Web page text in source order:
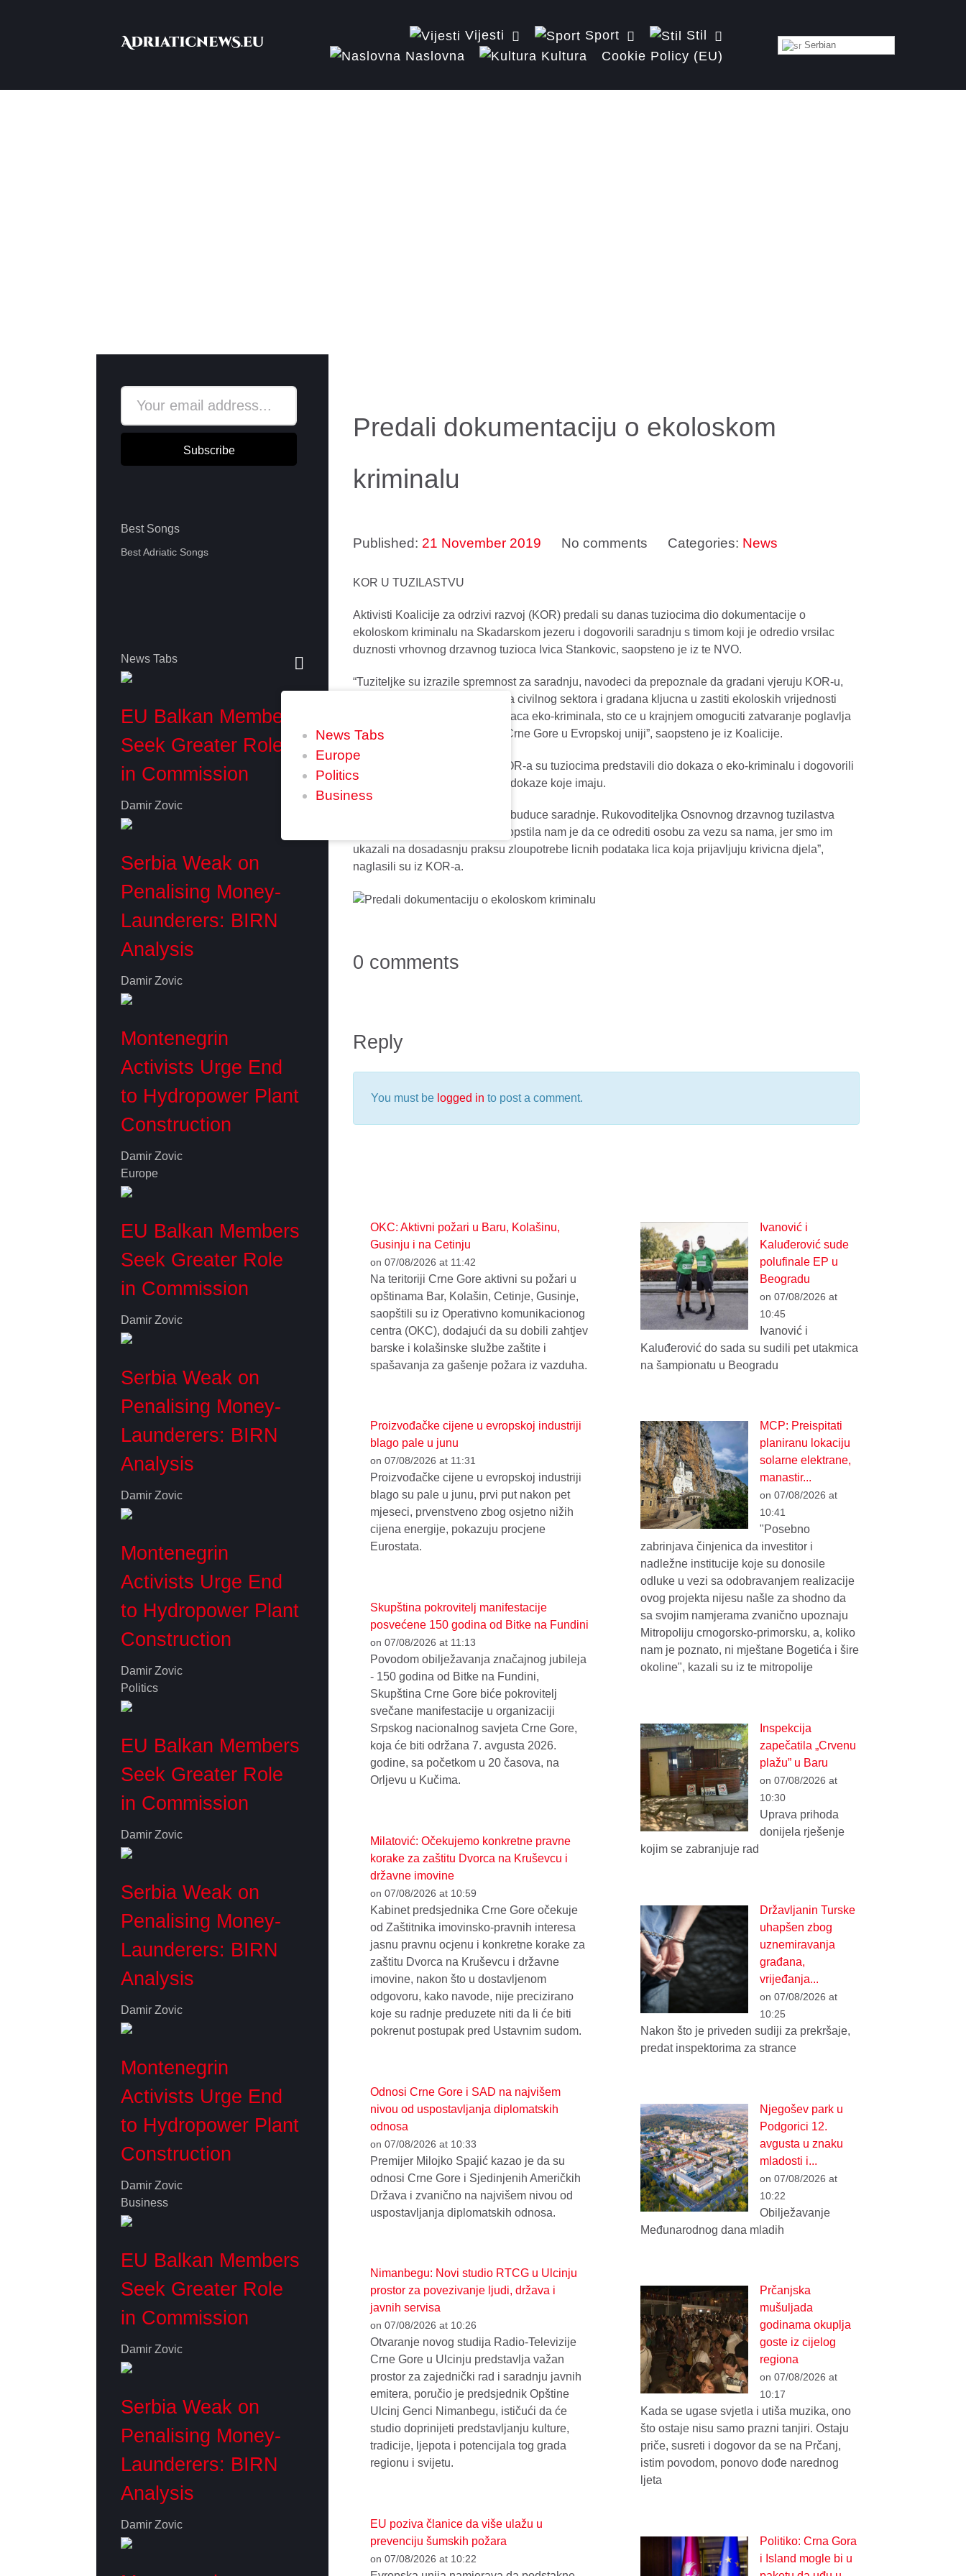
Vijesti Sport
Stil
Naslovna
Kultura Cookie Policy (EU)
Serbian
Subscribe
Best Songs
Best Adriatic Songs
News Tabs
Europe
Politics
Business
News Tabs
EU Balkan Members
Seek Greater Role
in Commission
Damir Zovic
Serbia Weak on
Penalising Money-
Launderers: BIRN
Analysis
Damir Zovic
Montenegrin
Activists Urge End
to Hydropower Plant
Construction
Damir Zovic
Europe
EU Balkan Members
Seek Greater Role
in Commission
Damir Zovic
Serbia Weak on
Penalising Money-
Launderers: BIRN
Analysis
Damir Zovic
Montenegrin
Activists Urge End
to Hydropower Plant
Construction
Damir Zovic
Politics
EU Balkan Members
Seek Greater Role
in Commission
Damir Zovic
Serbia Weak on
Penalising Money-
Launderers: BIRN
Analysis
Damir Zovic
Montenegrin
Activists Urge End
to Hydropower Plant
Construction
Damir Zovic
Business
EU Balkan Members
Seek Greater Role
in Commission
Damir Zovic
Serbia Weak on
Penalising Money-
Launderers: BIRN
Analysis
Damir Zovic
Predali dokumentaciju o ekoloskom
kriminalu
Published: 21 November 2019 No comments Categories: News
KOR U TUZILASTVU
Aktivisti Koalicije za odrzivi razvoj (KOR) predali su danas tuziocima dio dokumentacije o
ekoloskom kriminalu na Skadarskom jezeru i dogovorili saradnju s timom koji je odredio vrsilac
duznosti vrhovnog drzavnog tuzioca Ivica Stankovic, saopsteno je iz te NVO.
“Tuziteljke su izrazile spremnost za saradnju, navodeci da prepoznale da gradani vjeruju KOR-u,
isticuci da je saradnja tuzilastva civilnog sektora i gradana kljucna u zastiti ekoloskih vrijednosti
Crne Gore, te otkrivanju pocinilaca eko-kriminala, sto ce u krajnjem omoguciti zatvaranje poglavlja
27 u pregovorima za clanstvo Crne Gore u Evropskoj uniji”, saopsteno je iz Koalicije.
Kako su istakli, predstavnici KOR-a su tuziocima predstavili dio dokaza o eko-kriminalu i dogovorili
da im ubuduce dostavljaju sve dokaze koje imaju.
“Takode, precizirali smo oblike buduce saradnje. Rukovoditeljka Osnovnog drzavnog tuzilastva
Podgorica Ljiljana Klikovac saopstila nam je da ce odrediti osobu za vezu sa nama, jer smo im
ukazali na dosadasnju praksu zloupotrebe licnih podataka lica koja prijavljuju krivicna djela”,
naglasili su iz KOR-a.
0 comments
Reply
You must be logged in to post a comment.
OKC: Aktivni požari u Baru, Kolašinu,
Gusinju i na Cetinju
on 07/08/2026 at 11:42
Na teritoriji Crne Gore aktivni su požari u
opštinama Bar, Kolašin, Cetinje, Gusinje,
saopštili su iz Operativno komunikacionog
centra (OKC), dodajući da su dobili zahtjev
barske i kolašinske službe zaštite i
spašavanja za gašenje požara iz vazduha.
Proizvođačke cijene u evropskoj industriji
blago pale u junu
on 07/08/2026 at 11:31
Proizvođačke cijene u evropskoj industriji
blago su pale u junu, prvi put nakon pet
mjeseci, prvenstveno zbog osjetno nižih
cijena energije, pokazuju procjene
Eurostata.
Skupština pokrovitelj manifestacije
posvećene 150 godina od Bitke na Fundini
on 07/08/2026 at 11:13
Povodom obilježavanja značajnog jubileja
- 150 godina od Bitke na Fundini,
Skupština Crne Gore biće pokrovitelj
svečane manifestacije u organizaciji
Srpskog nacionalnog savjeta Crne Gore,
koja će biti održana 7. avgusta 2026.
godine, sa početkom u 20 časova, na
Orljevu u Kučima.
Milatović: Očekujemo konkretne pravne
korake za zaštitu Dvorca na Kruševcu i
državne imovine
on 07/08/2026 at 10:59
Kabinet predsjednika Crne Gore očekuje
od Zaštitnika imovinsko-pravnih interesa
jasnu pravnu ocjenu i konkretne korake za
zaštitu Dvorca na Kruševcu i državne
imovine, nakon što u dostavljenom
odgovoru, kako navode, nije precizirano
koje su radnje preduzete niti da li će biti
pokrenut postupak pred Ustavnim sudom.
Odnosi Crne Gore i SAD na najvišem
nivou od uspostavljanja diplomatskih
odnosa
on 07/08/2026 at 10:33
Premijer Milojko Spajić kazao je da su
odnosi Crne Gore i Sjedinjenih Američkih
Država i zvanično na najvišem nivou od
uspostavljanja diplomatskih odnosa.
Nimanbegu: Novi studio RTCG u Ulcinju
prostor za povezivanje ljudi, država i
javnih servisa
on 07/08/2026 at 10:26
Otvaranje novog studija Radio-Televizije
Crne Gore u Ulcinju predstavlja važan
prostor za zajednički rad i saradnju javnih
emitera, poručio je predsjednik Opštine
Ulcinj Genci Nimanbegu, ističući da će
studio doprinijeti predstavljanju kulture,
tradicije, ljepota i potencijala tog grada
regionu i svijetu.
EU poziva članice da više ulažu u
prevenciju šumskih požara
on 07/08/2026 at 10:22
Ivanović i
Kaluđerović sude
polufinale EP u
Beogradu
on 07/08/2026 at
10:45
Ivanović i
Kaluđerović do sada su sudili pet utakmica
na šampionatu u Beogradu
MCP: Preispitati
planiranu lokaciju
solarne elektrane,
manastir...
on 07/08/2026 at
10:41
"Posebno
zabrinjava činjenica da investitor i
nadležne institucije koje su donosile
odluke u vezi sa odobravanjem realizacije
ovog projekta nijesu našle za shodno da
sa svojim namjerama zvanično upoznaju
Mitropoliju crnogorsko-primorsku, a, koliko
nam je poznato, ni mještane Bogetića i šire
okoline", kazali su iz te mitropolije
Inspekcija
zapečatila „Crvenu
plažu” u Baru
on 07/08/2026 at
10:30
Uprava prihoda
donijela rješenje
kojim se zabranjuje rad
Državljanin Turske
uhapšen zbog
uznemiravanja
građana,
vrijeđanja...
on 07/08/2026 at
10:25
Nakon što je priveden sudiji za prekršaje,
predat inspektorima za strance
Njegošev park u
Podgorici 12.
avgusta u znaku
mladosti i...
on 07/08/2026 at
10:22
Obilježavanje
Međunarodnog dana mladih
Prčanjska
mušuljada
godinama okuplja
goste iz cijelog
regiona
on 07/08/2026 at
10:17
Kada se ugase svjetla i utiša muzika, ono
što ostaje nisu samo prazni tanjiri. Ostaju
priče, susreti i dogovor da se na Prčanj,
istim povodom, ponovo dođe narednog
ljeta
Politiko: Crna Gora
i Island mogle bi u